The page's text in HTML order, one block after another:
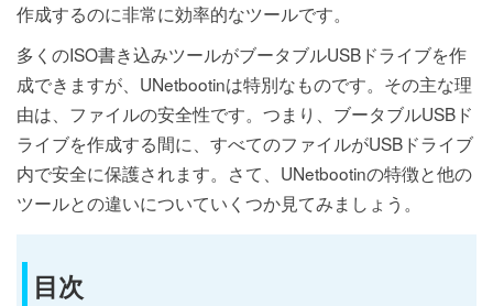
作成するのに非常に効率的なツールです。
多くのISO書き込みツールがブータブルUSBドライブを作
成できますが、UNetbootinは特別なものです。その主な理
由は、ファイルの安全性です。つまり、ブータブルUSBド
ライブを作成する間に、すべてのファイルがUSBドライブ
内で安全に保護されます。さて、UNetbootinの特徴と他の
ツールとの違いについていくつか見てみましょう。
目次